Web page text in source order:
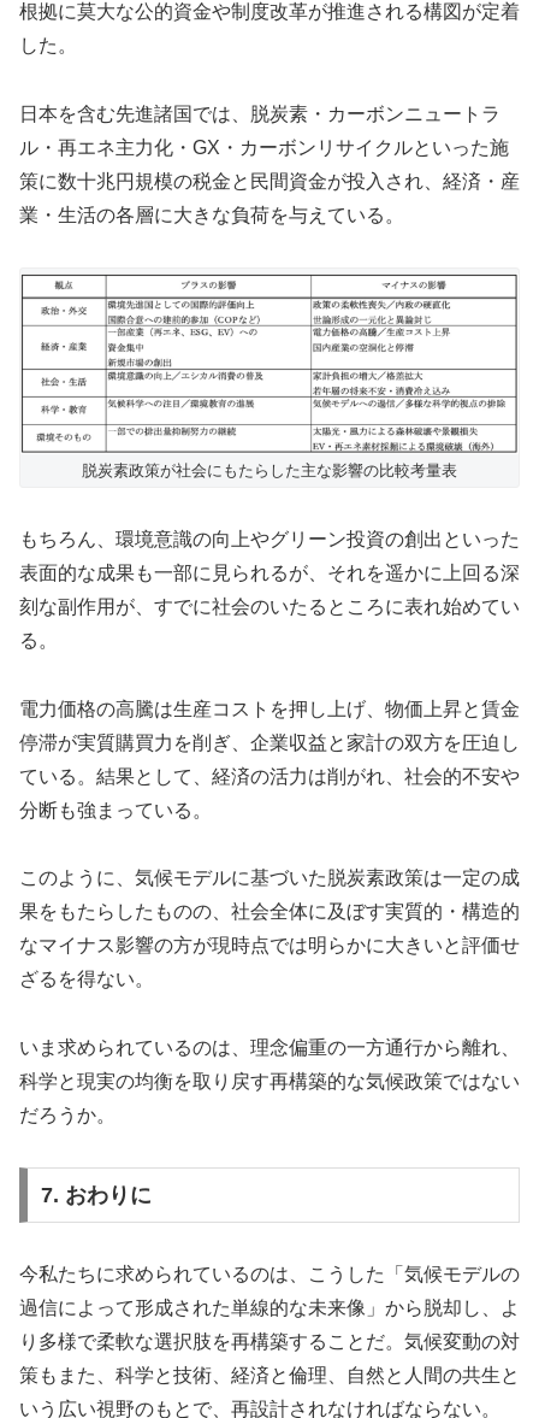
根拠に莫大な公的資金や制度改革が推進される構図が定着
した。
日本を含む先進諸国では、脱炭素・カーボンニュートラ
ル・再エネ主力化・GX・カーボンリサイクルといった施
策に数十兆円規模の税金と民間資金が投入され、経済・産
業・生活の各層に大きな負荷を与えている。
脱炭素政策が社会にもたらした主な影響の比較考量表
もちろん、環境意識の向上やグリーン投資の創出といった
表面的な成果も一部に見られるが、それを遥かに上回る深
刻な副作用が、すでに社会のいたるところに表れ始めてい
る。
電力価格の高騰は生産コストを押し上げ、物価上昇と賃金
停滞が実質購買力を削ぎ、企業収益と家計の双方を圧迫し
ている。結果として、経済の活力は削がれ、社会的不安や
分断も強まっている。
このように、気候モデルに基づいた脱炭素政策は一定の成
果をもたらしたものの、社会全体に及ぼす実質的・構造的
なマイナス影響の方が現時点では明らかに大きいと評価せ
ざるを得ない。
いま求められているのは、理念偏重の一方通行から離れ、
科学と現実の均衡を取り戻す再構築的な気候政策ではない
だろうか。
7. おわりに
今私たちに求められているのは、こうした「気候モデルの
過信によって形成された単線的な未来像」から脱却し、よ
り多様で柔軟な選択肢を再構築することだ。気候変動の対
策もまた、科学と技術、経済と倫理、自然と人間の共生と
いう広い視野のもとで、再設計されなければならない。